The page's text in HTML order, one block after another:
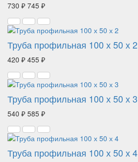
730 ₽ 745 ₽
Труба профильная 100 х 50 х 2
420 ₽ 455 ₽
Труба профильная 100 х 50 х 3
540 ₽ 585 ₽
Труба профильная 100 х 50 х 4